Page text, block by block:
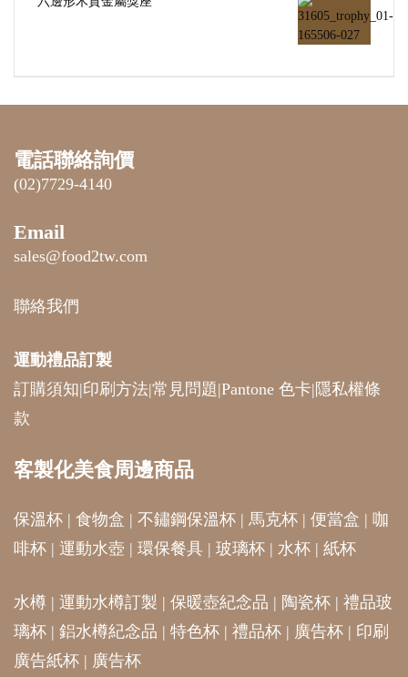
電話聯絡詢價
(02)7729-4140
Email
sales@food2tw.com
聯絡我們
運動禮品訂製
訂購須知|印刷方法|常見問題|Pantone 色卡| 隱私權條
款
客製化美食周邊商品
保溫杯 | 食物盒 | 不鏽鋼保溫杯 | 馬克杯 | 便當盒 | 咖
啡杯 | 運動水壺 | 環保餐具 | 玻璃杯 | 水杯 | 紙杯
水樽 | 運動水樽訂製 | 保暖壺紀念品 | 陶瓷杯 | 禮品玻
璃杯 | 鋁水樽紀念品 | 特色杯 | 禮品杯 | 廣告杯 | 印刷
廣告紙杯 | 廣告杯